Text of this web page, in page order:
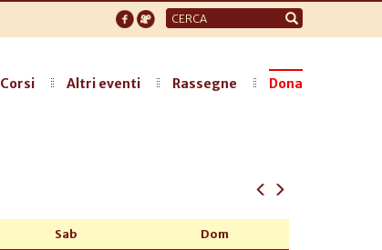
Form
di
Corsi Altri eventi Rassegne Dona
Sab Dom